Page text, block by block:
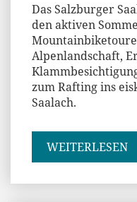
Das Salzburger
den aktiven
Alpenlandschaft,
zum Rafting ins
Saalach.
WEITERLESEN